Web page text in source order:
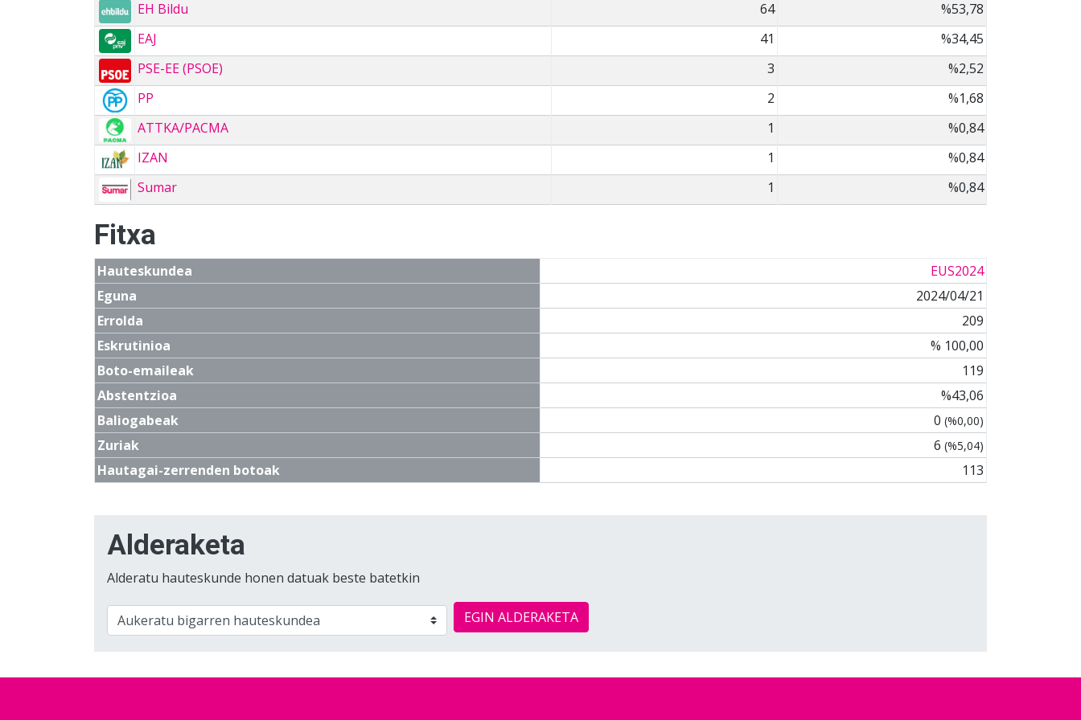
EH Bildu
64
%53,78
EAJ
41
%34,45
PSE-EE (PSOE)
3
%2,52
PP
2
%1,68
ATTKA/PACMA
1
%0,84
IZAN
1
%0,84
Sumar
1 %0,84
Fitxa
Hauteskundea
EUS2024
Eguna
2024/04/21
Errolda
209
Eskrutinioa
% 100,00
Boto-emaileak
119
Abstentzioa
%43,06
Baliogabeak
0 (%0,00)
Zuriak 6 (%5,04)
Hautagai-zerrenden botoak 113
Alderaketa
Alderatu hauteskunde honen datuak beste batetkin
EGIN ALDERAKETA